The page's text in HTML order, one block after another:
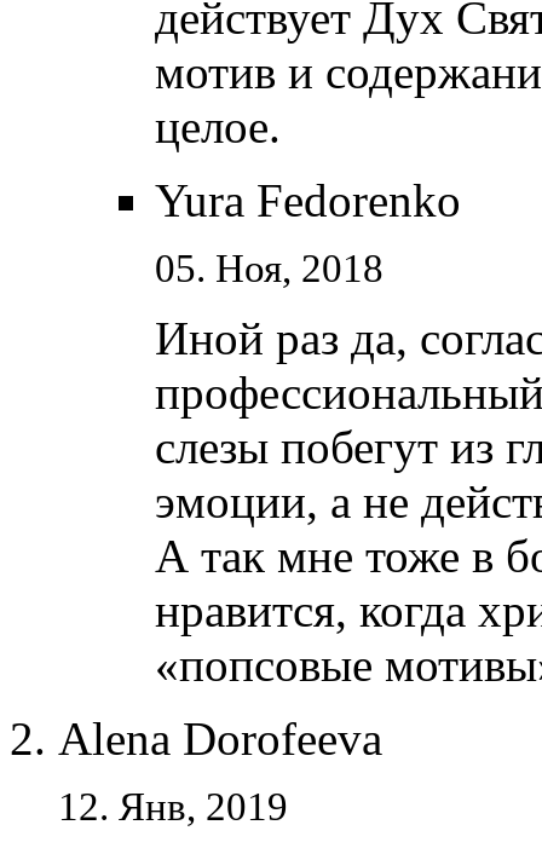
действует Дух
мотив и
целое.
Yura Fedorenko
05. Ноя, 2018
Иной раз да,
слезы побегут из
эмоции, а не
А так мне тоже в
нравится, когда
«попсовые
Alena Dorofeeva
12. Янв, 2019